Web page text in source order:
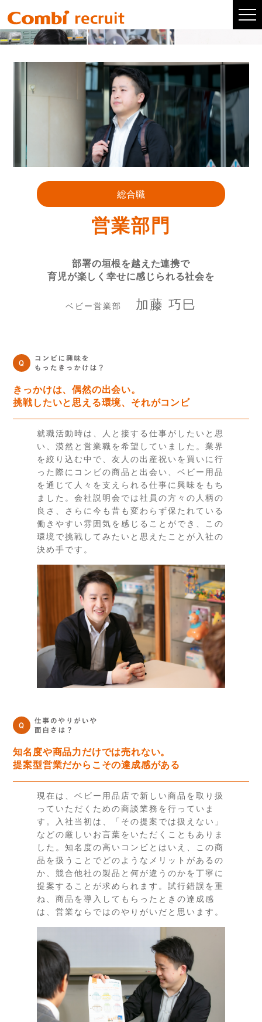
社員インタビュー
総合職
営業部門
部署の垣根を越えた連携で
育児が楽しく幸せに感じられる社会を
ベビー営業部 加藤 巧巳
きっかけは、偶然の出会い。
挑戦したいと思える環境、それがコンビ
就職活動時は、人と接する仕事がしたいと思
い、漠然と営業職を希望していました。業界
を絞り込む中で、友人の出産祝いを買いに行
った際にコンビの商品と出会い、ベビー用品
を通じて人々を支えられる仕事に興味をもち
ました。会社説明会では社員の方々の人柄の
良さ、さらに今も昔も変わらず保たれている
働きやすい雰囲気を感じることができ、この
環境で挑戦してみたいと思えたことが入社の
決め手です。
知名度や商品力だけでは売れない。
提案型営業だからこその達成感がある
現在は、ベビー用品店で新しい商品を取り扱
っていただくための商談業務を行っていま
す。入社当初は、「その提案では扱えない」
などの厳しいお言葉をいただくこともありま
した。知名度の高いコンビとはいえ、この商
品を扱うことでどのようなメリットがあるの
か、競合他社の製品と何が違うのかを丁寧に
提案することが求められます。試行錯誤を重
ね、商品を導入してもらったときの達成感
は、営業ならではのやりがいだと思います。